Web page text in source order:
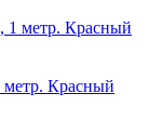
Красный